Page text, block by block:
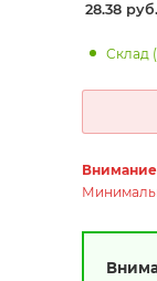
28.38 руб.
Склад